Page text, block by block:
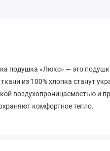
подушка «Люкс» — это
из 100% хлопка станут
воздухопроницаемостью и
комфортное тепло.